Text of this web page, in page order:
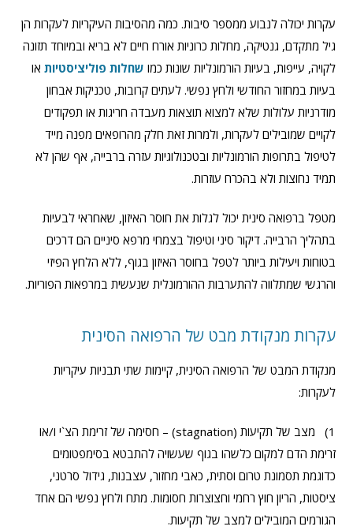
עקרות יכולה לנבוע ממספר סיבות. כמה מהסיבות העיקריות לעקרות הן
גיל מתקדם, גנטיקה, מחלות כרוניות אורח חיים לא בריא ובמיוחד תזונה
לקויה, עייפות, בעיות הורמונליות שונות כמו שחלות פוליציסטיות או
בעיות במחזור החודשי ולחץ נפשי. לעתים קרובות, טכניקות אבחון
מודרניות עלולות שלא למצוא תוצאות מעבדה חריגות או תפקודים
לקויים שמובילים לעקרות, ולמרות זאת חלק מהרופאים מפנה מייד
לטיפול בתרופות הורמונליות ובטכנולוגיות עזרה ברבייה, אף שהן לא
תמיד נחוצות ולא בהכרח עוזרות.
מטפל ברפואה סינית יכול לגלות את חוסר האיזון, שאחראי לבעיות
בתהליך הרבייה. דיקור סיני וטיפול בצמחי מרפא סיניים הם דרכים
בטוחות ויעילות ביותר לטפל בחוסר האיזון בגוף, ללא הלחץ הפיזי
והרגשי שמתלווה להתערבות ההורמונלית שנעשית במרפאות הפוריות.
עקרות מנקודת מבט של הרפואה הסינית
מנקודת המבט של הרפואה הסינית, קיימות שתי תבניות עיקריות
לעקרות:
1) מצב של תקיעות (stagnation) – חסימה של זרימת הצ`י ו/או
זרימת הדם למקום כלשהו בגוף שעשויה להתבטא בסימפטומים
כדוגמת תסמונת טרום וסתית, כאבי מחזור, עצבנות, גידול סרטני,
ציסטות, הריון חוץ רחמי וחצוצרות חסומות. מתח ולחץ נפשי הם אחד
הגורמים המובילים למצב של תקיעות.